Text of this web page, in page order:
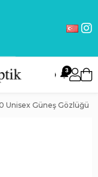
🔔
3
Unisex Güneş Gözlüğü